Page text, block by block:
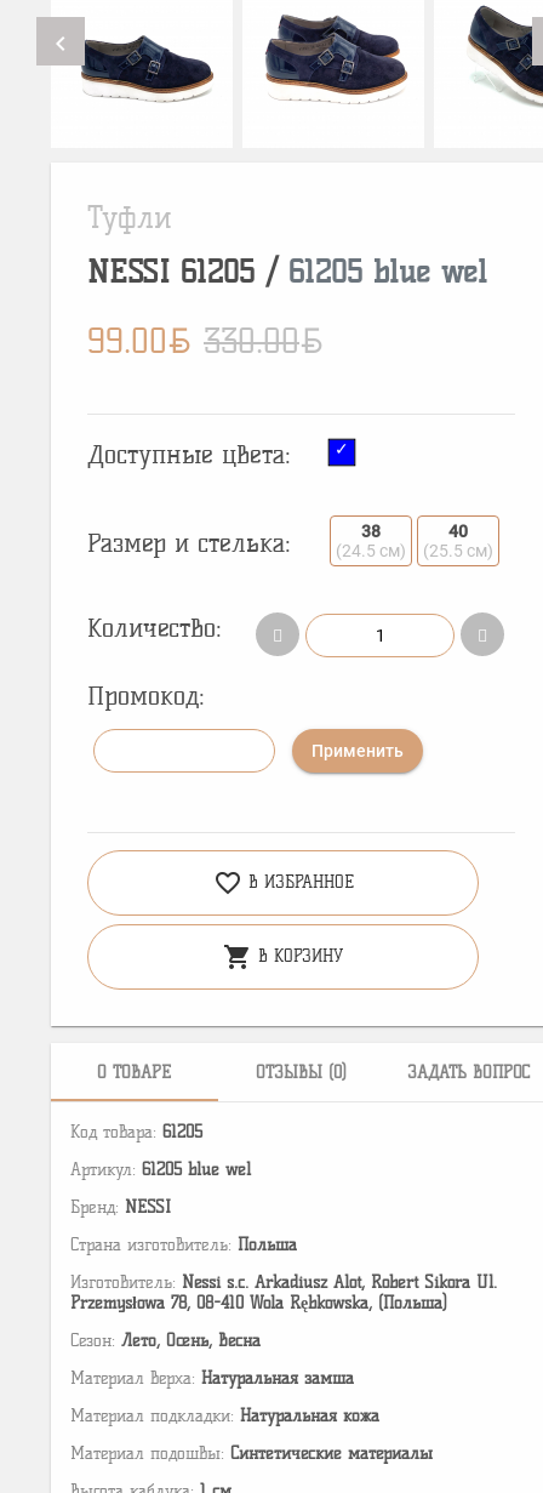
chevron_left
Туфли
NESSI 61205 / 61205 blue wel
99.00BYN 330.00BYN
Доступные цвета:
Размер и стелька:
38
(24.5 см)
40
(25.5 см)
Количество:
Промокод:
Применить
favorite_border В ИЗБРАННОЕ
shopping_cart В КОРЗИНУ
О ТОВАРЕ ОТЗЫВЫ (0) ЗАДАТЬ ВОПРОС
Код товара: 61205
Артикул: 61205 blue wel
Бренд: NESSI
Страна изготовитель: Польша
Изготовитель: Nessi s.c. Arkadiusz Alot, Robert Sikora Ul.
Przemysłowa 78, 08-410 Wola Rębkowska, (Польша)
Сезон: Лето, Осень, Весна
Материал верха: Натуральная замша
Материал подкладки: Натуральная кожа
Материал подошвы: Cинтетические материалы